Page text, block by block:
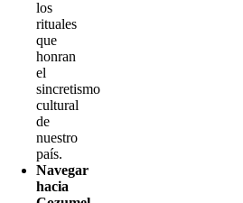
los
rituales
que
honran
el
sincretismo
cultural
de
nuestro
país.
Navegar
hacia